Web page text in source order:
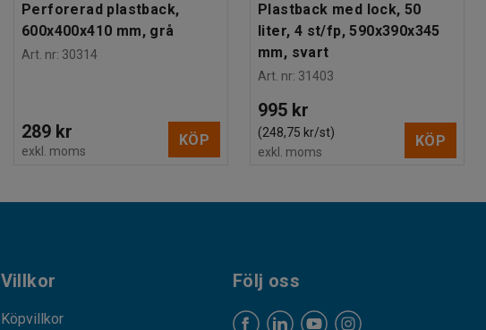
Perforerad plastback,
600x400x410 mm, grå
Art. nr: 30314
289 kr
exkl. moms
KÖP
Plastback med lock, 50
liter, 4 st/fp, 590x390x345
mm, svart
Art. nr: 31403
995 kr
(248,75 kr/st)
exkl. moms
KÖP
Villkor
Köpvillkor
Följ oss